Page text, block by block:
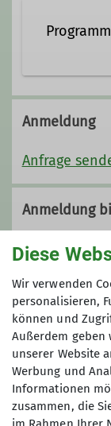
Anmeldung
Anfrage
Anmeldung
20.09.2024
Maximale
15
Diese
Wir verwenden
personalisieren,
können und
Außerdem
unserer Website
Werbung und
Informationen
zusammen, die